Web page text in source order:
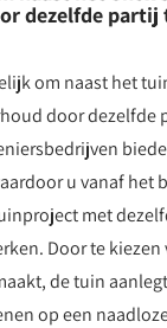
dezelfde partij
om naast het
door dezelfde
u vanaf het
met
Door te
de tuin
op een